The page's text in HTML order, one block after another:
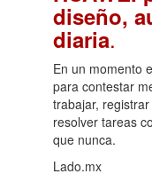
diseño,
diaria.
En un momento
para contestar
trabajar,
resolver tareas
que nunca.
Lado.mx